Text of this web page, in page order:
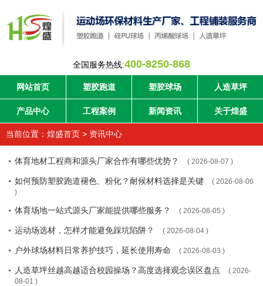
全国服务热线:400-8250-868
网站首页 塑胶跑道 塑胶球场 人造草坪
产品中心 工程案例 新闻资讯 关于煌盛
当前位置： 煌盛首页 > 资讯中心
体育地材工程商和源头厂家合作有哪些优势？ ( 2026-08-07 )
如何预防塑胶跑道褪色、粉化？耐候材料选择是关键
( 2026-08-06
)
体育场地一站式源头厂家能提供哪些服务？ ( 2026-08-05 )
运动场选材，怎样才能避免踩坑陷阱？ ( 2026-08-04 )
户外球场材料日常养护技巧，延长使用寿命 ( 2026-08-03 )
人造草坪丝越高越适合校园操场？高度选择观念误区盘点
( 2026-
08-01 )